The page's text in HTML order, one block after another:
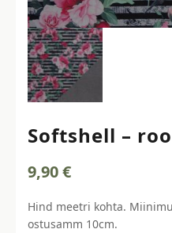
Softshell –
9,90€
Hind meetri kohta.
ostusamm 10cm.